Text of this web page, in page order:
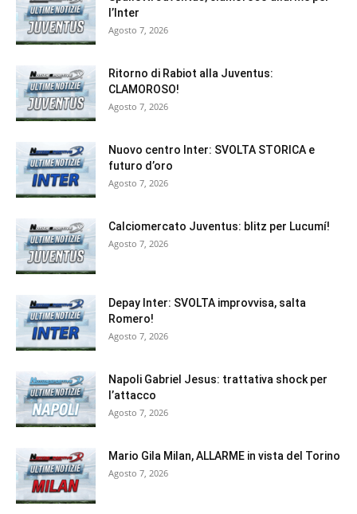
l’Inter
Agosto 7, 2026
Ritorno di Rabiot alla Juventus:
CLAMOROSO!
Agosto 7, 2026
Nuovo centro Inter: SVOLTA STORICA e
futuro d’oro
Agosto 7, 2026
Calciomercato Juventus: blitz per Lucumí!
Agosto 7, 2026
Depay Inter: SVOLTA improvvisa, salta
Romero!
Agosto 7, 2026
Napoli Gabriel Jesus: trattativa shock per
l’attacco
Agosto 7, 2026
Mario Gila Milan, ALLARME in vista del Torino
Agosto 7, 2026